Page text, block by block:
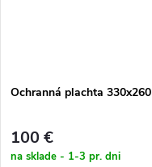
Ochranná plachta 330x260
100 €
na sklade - 1-3 pr. dni